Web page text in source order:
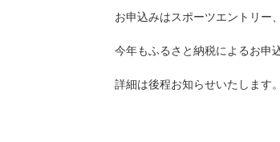
お申込みはスポーツエントリー
今年もふるさと納税によるお申
詳細は後程お知らせいたします。